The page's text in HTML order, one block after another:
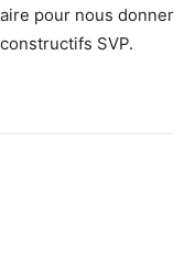
pour nous donner
SVP.